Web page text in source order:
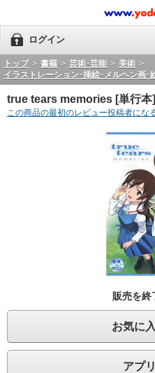
ログイン
トップ > 書籍 > 芸術･芸能 > 美術 >
イラストレーション･挿絵･メルヘン画･
true tears memories [単行本]
この商品の最初のレビュー投稿者にな
販売を終
お気に
アプ